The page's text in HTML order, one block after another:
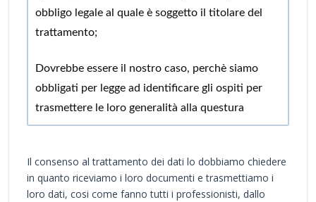
obbligo legale al quale è soggetto il titolare del
trattamento;
Dovrebbe essere il nostro caso, perchè siamo
obbligati per legge ad identificare gli ospiti per
trasmettere le loro generalità alla questura
Il consenso al trattamento dei dati lo dobbiamo chiedere
in quanto riceviamo i loro documenti e trasmettiamo i
loro dati, cosi come fanno tutti i professionisti, dallo